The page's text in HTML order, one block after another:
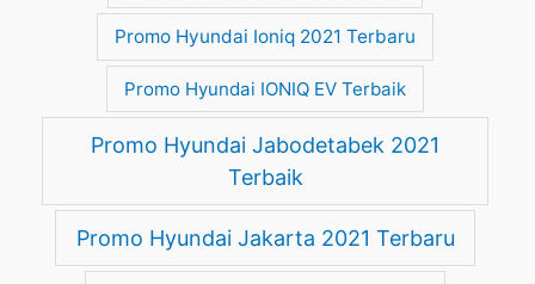
Promo Hyundai Ioniq 2021 Terbaru
Promo Hyundai IONIQ EV Terbaik
Promo Hyundai Jabodetabek 2021
Terbaik
Promo Hyundai Jakarta 2021 Terbaru